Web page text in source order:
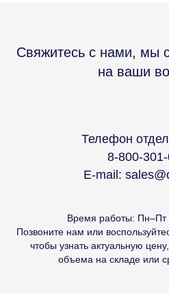
Свяжитесь с нами, мы
на ваши
Телефон
8-800-
E-mail:
Время работы:
Позвоните нам или
чтобы узнать актуальную
объема на складе или